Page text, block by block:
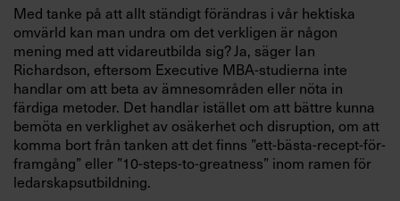
Med tanke på att allt ständigt förändras i vår hektiska
omvärld kan man undra om det verkligen är någon
mening med att vidareutbilda sig? Ja, säger Ian
Richardson, eftersom Executive MBA-studierna inte
handlar om att beta av ämnesområden eller nöta in
färdiga metoder. Det handlar istället om att bättre kunna
bemöta en verklighet av osäkerhet och disruption, om att
komma bort från tanken att det finns ”ett-bästa-recept-för-
framgång” eller ”10-steps-to-greatness” inom ramen för
ledarskapsutbildning.